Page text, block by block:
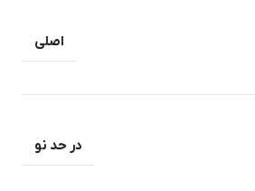
اصلی
در حد نو